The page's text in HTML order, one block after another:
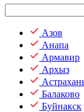
Азов
Анапа
Армавир
Архыз
Балаково
Буйнакск